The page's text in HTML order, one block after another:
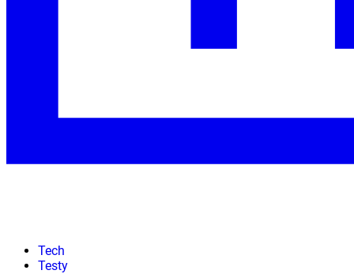
Tech
Testy